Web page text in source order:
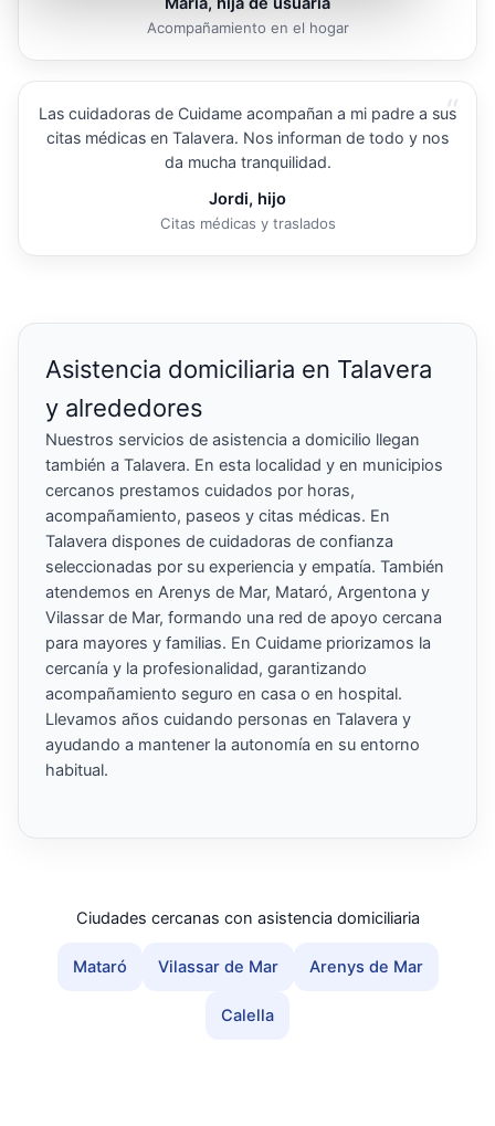
Acompañamiento en el hogar
“
Las cuidadoras de Cuidame acompañan a mi padre a sus
citas médicas en Talavera. Nos informan de todo y nos
da mucha tranquilidad.
Jordi, hijo
Citas médicas y traslados
Asistencia domiciliaria en Talavera
y alrededores
Nuestros servicios de asistencia a domicilio llegan
también a Talavera. En esta localidad y en municipios
cercanos prestamos cuidados por horas,
acompañamiento, paseos y citas médicas. En
Talavera dispones de cuidadoras de confianza
seleccionadas por su experiencia y empatía. También
atendemos en Arenys de Mar, Mataró, Argentona y
Vilassar de Mar, formando una red de apoyo cercana
para mayores y familias. En Cuidame priorizamos la
cercanía y la profesionalidad, garantizando
acompañamiento seguro en casa o en hospital.
Llevamos años cuidando personas en Talavera y
ayudando a mantener la autonomía en su entorno
habitual.
Ciudades cercanas con asistencia domiciliaria
Mataró Vilassar de Mar Arenys de Mar
Calella